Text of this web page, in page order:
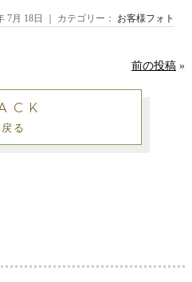
7月 18日 ｜ カテゴリー： お客様フォト
前の投稿 »
戻る